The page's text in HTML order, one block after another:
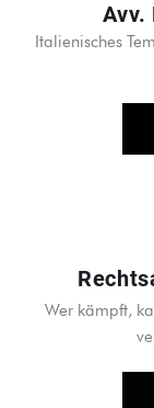
Avv.
Italienisches
Wer kämpft,